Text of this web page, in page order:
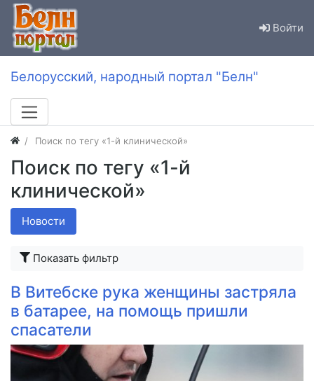
Войти
Белорусский, народный портал "Белн"
Поиск по тегу «1-й клинической»
Поиск по тегу «1-й
клинической»
Новости
Показать фильтр
В Витебске рука женщины застряла
в батарее, на помощь пришли
спасатели